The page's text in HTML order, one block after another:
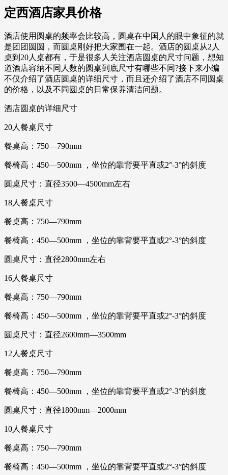
定西酒店家具价格
酒店使用圆桌的频率会比较高，圆桌在中国人的眼中象征的就
是团团圆圆，而圆桌刚好把大家围在一起。酒店的圆桌从2人
桌到20人桌都有，于是很多人关注酒店圆桌的尺寸问题，想知
道酒店容纳不同人数的圆桌到底尺寸有哪些不同?接下来小编
不仅介绍了酒店圆桌的详细尺寸，而且还介绍了酒店不同圆桌
的价格，以及不同圆桌的日常保养清洁问题。
酒店圆桌的详细尺寸
20人餐桌尺寸
餐桌高：750—790mm
餐椅高：450—500mm ，坐位的靠背要平直或2°-3°的斜度
圆桌尺寸：直径3500—4500mm左右
18人餐桌尺寸
餐桌高：750—790mm
餐椅高：450—500mm ，坐位的靠背要平直或2°-3°的斜度
圆桌尺寸：直径2800mm左右
16人餐桌尺寸
餐桌高：750—790mm
餐椅高：450—500mm ，坐位的靠背要平直或2°-3°的斜度
圆桌尺寸：直径2600mm—3500mm
12人餐桌尺寸
餐桌高：750—790mm
餐椅高：450—500mm ，坐位的靠背要平直或2°-3°的斜度
圆桌尺寸：直径1800mm—2000mm
10人餐桌尺寸
餐桌高：750—790mm
餐椅高：450—500mm ，坐位的靠背要平直或2°-3°的斜度